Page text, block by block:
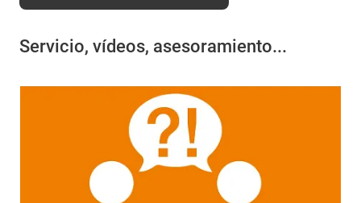
Servicio, vídeos, asesoramiento...